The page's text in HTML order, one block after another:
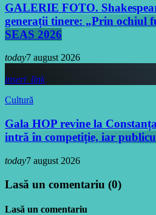
GALERIE FOTO.
generații tinere: „Prin ochiul
SEAS 2026
today7 august 2026
insert_link
Cultură
Gala HOP revine la
intră în competiție, iar
today7 august 2026
Lasă un comentariu (0)
Lasă un comentariu